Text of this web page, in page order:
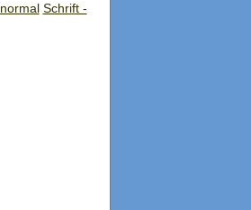
normal Schrift -